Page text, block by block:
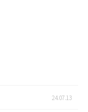
24.07.13